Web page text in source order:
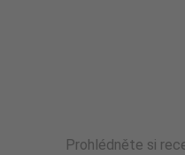
Prohlédněte si